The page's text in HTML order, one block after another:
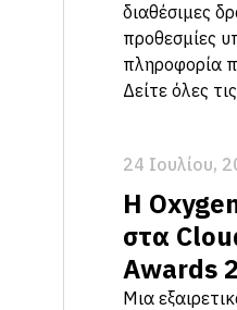
διαθέσιμες
προθεσμίες
πληροφορία
Δείτε όλες
24 Ιουλίου,
Η
στα
Awards
Μια